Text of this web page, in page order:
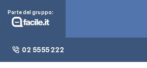
02 5555 222
Parte del gruppo: